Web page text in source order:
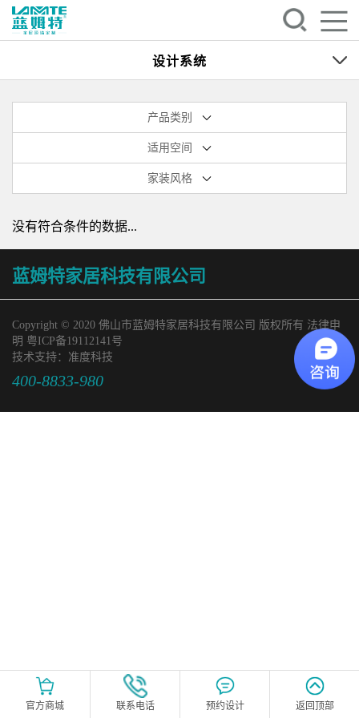
设计系统
产品类别
适用空间
家装风格
没有符合条件的数据...
蓝姆特家居科技有限公司
Copyright © 2020 佛山市蓝姆特家居科技有限公司 版权所有 法律申
明 粤ICP备19112141号
技术支持： 准度科技
400-8833-980
官方商城 联系电话 预约设计 返回顶部